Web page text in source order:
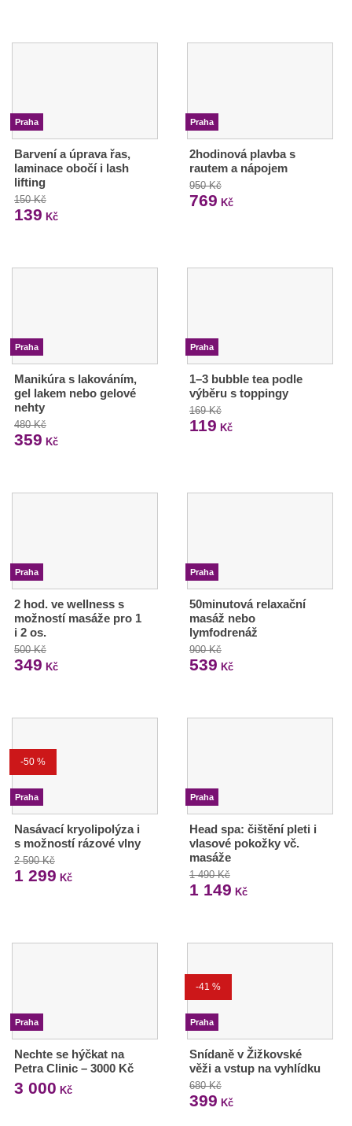
Praha
Barvení a úprava řas,
laminace obočí i lash
lifting
150 Kč
139 Kč
Praha
2hodinová plavba s
rautem a nápojem
950 Kč
769 Kč
Praha
Manikúra s lakováním,
gel lakem nebo gelové
nehty
480 Kč
359 Kč
Praha
1–3 bubble tea podle
výběru s toppingy
169 Kč
119 Kč
Praha
2 hod. ve wellness s
možností masáže pro 1
i 2 os.
500 Kč
349 Kč
Praha
50minutová relaxační
masáž nebo
lymfodrenáž
900 Kč
539 Kč
-50 %
Praha
Nasávací kryolipolýza i
s možností rázové vlny
2 590 Kč
1 299 Kč
Praha
Head spa: čištění pleti i
vlasové pokožky vč.
masáže
1 490 Kč
1 149 Kč
Praha
Nechte se hýčkat na
Petra Clinic – 3000 Kč
3 000 Kč
-41 %
Praha
Snídaně v Žižkovské
věži a vstup na vyhlídku
680 Kč
399 Kč